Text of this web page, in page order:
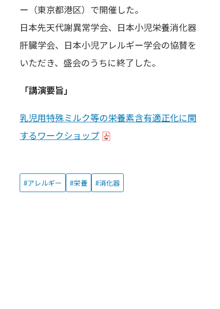
ー（東京都港区）で開催した。
日本先天代謝異常学会、日本小児栄養消化器
肝臓学会、日本小児アレルギー学会の協賛を
いただき、盛会のうちに終了した。
「講演要旨」
乳児用特殊ミルク等の栄養素含有適正化に関
するワークショップ
アレルギー 栄養 消化器